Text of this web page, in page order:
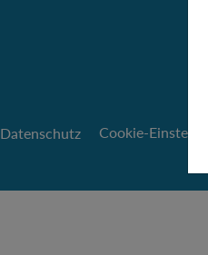
Datenschutz Cookie-